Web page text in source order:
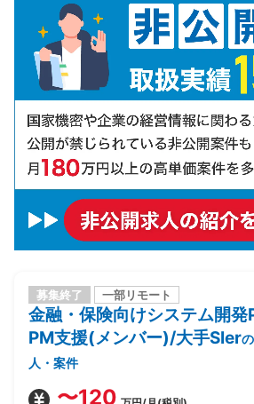
募集終了 一部リモート
金融・保険向けシステム開発
PM支援(メンバー)/大手SIer
人・案件
〜120